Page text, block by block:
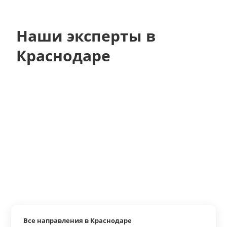
Наши эксперты в
Краснодаре
Все направления в Краснодаре